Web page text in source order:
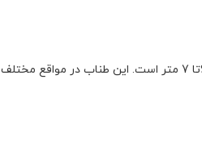
طناب شخصی که هر کوهنورد در هر رشته ای باید در کوله خود داشته باشد. قطر این طناب بین 3 تا 11 میلیمتر و طول آن بین 6تا 7 متر است. این طناب در مواقع مختلف